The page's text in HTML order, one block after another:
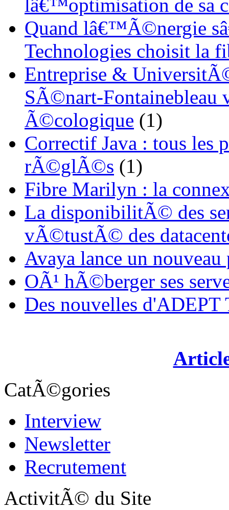
lâ€™optimisation de sa
Quand lâ€™Ã©nergie
Technologies choisit la
Entreprise &
SÃ©nart-Fontainebleau
Ã©cologique (1)
Correctif Java : tous les
rÃ©glÃ©s (1)
Fibre Marilyn : la
La disponibilitÃ© des
vÃ©tustÃ© des
Avaya lance un nouveau
OÃ¹ hÃ©berger ses
Des nouvelles
CatÃ©gories
Interview
Newsletter
Recrutement
ActivitÃ© du Site